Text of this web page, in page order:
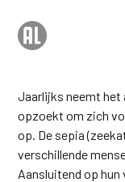
Jaarlijks neemt het
opzoekt om zich
op. De sepia
verschillende
Aansluitend op hun